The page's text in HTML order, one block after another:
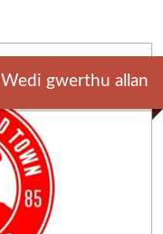
Wedi gwerthu allan